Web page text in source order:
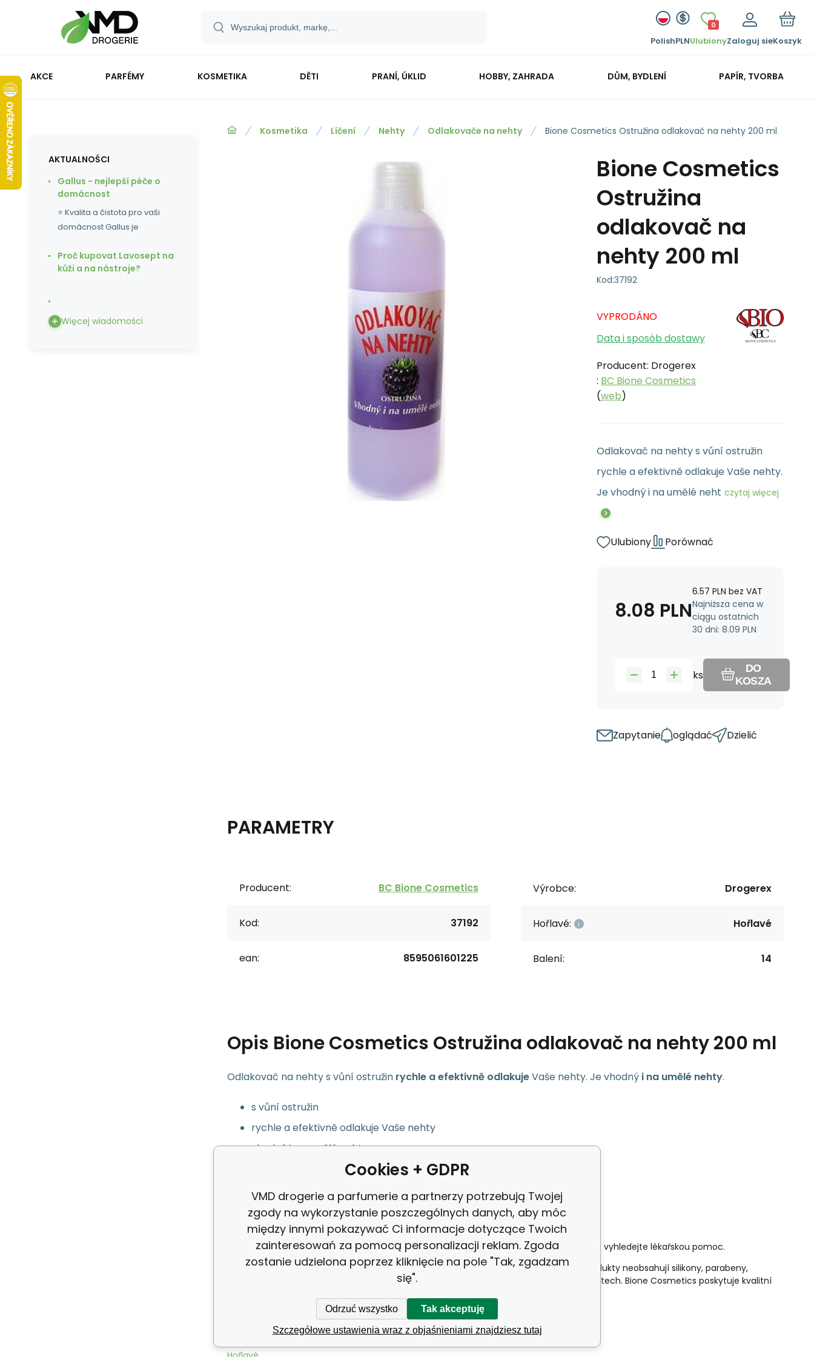
PolishPLN
0
UlubionyZaloguj sieKoszyk
AKCE PARFÉMY KOSMETIKA DĚTI PRANÍ, ÚKLID HOBBY, ZAHRADA DŮM, BYDLENÍ PAPÍR, TVORBA
Kosmetika Líčení Nehty Odlakovače na nehty Bione Cosmetics Ostružina odlakovač na nehty 200 ml
Bione Cosmetics
Ostružina
odlakovač na
nehty 200 ml
Kod:37192
VYPRODÁNO
Data i sposób dostawy
Producent: Drogerex
: BC Bione Cosmetics
(web)
Odlakovač na nehty s vůní ostružin
rychle a efektivně odlakuje Vaše nehty.
Je vhodný i na umělé neht czytaj więcej
Ulubiony Porównać
8.08 PLN
6.57 PLN bez VAT
Najniższa cena w
ciągu ostatnich
30 dni: 8.09 PLN
ks
DO
KOSZA
Zapytanie oglądać Dzielić
PARAMETRY
Producent: BC Bione Cosmetics
Kod: 37192
ean: 8595061601225
Výrobce: Drogerex
Hořlavé: Hořlavé
Balení: 14
Opis Bione Cosmetics Ostružina odlakovač na nehty 200 ml
Odlakovač na nehty s vůní ostružin rychle a efektivně odlakujeVaše nehty. Je vhodný i na umělé nehty.
s vůní ostružin
rychle a efektivně odlakuje Vaše nehty
vhodný i na umělé nehty
Hořlavé: Hořlavé
Ukládejte z dosahu dětí. Hořlavá kapalina I. tř. nebezpečnosti! Při požití a vstříknutí do oka vyhledejte lékařskou pomoc.
Česká značka Bione Cosmetics nabízí přírodní produkty pleťové a tělové kosmetiky. Produkty neobsahují silikony, parabeny,
alkylfenoly, ropné deriváty ani jiné potenciálně škodlivé látky a nejsou testovány na zvířatech. Bione Cosmetics poskytuje kvalitní
AKTUALNOŚCI
Gallus - nejlepší péče o
domácnost
⭐ Kvalita a čistota pro vaši
domácnost Gallus je
Proč kupovat Lavosept na
kůži a na nástroje?
Więcej wiadomości
Cookies + GDPR
VMD drogerie a parfumerie a partnerzy potrzebują Twojej
zgody na wykorzystanie poszczególnych danych, aby móc
między innymi pokazywać Ci informacje dotyczące Twoich
zainteresowań za pomocą personalizacji reklam. Zgoda
zostanie udzielona poprzez kliknięcie na pole "Tak, zgadzam
się".
Odrzuć wszystko Tak akceptuję
Szczegółowe ustawienia wraz z objaśnieniami znajdziesz tutaj